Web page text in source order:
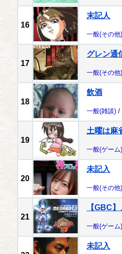
16
末記人
一般(その他)
17
グレン通
一般(その他)
18
飲酒
一般(雑談) /
19
土曜は麻
一般(ゲーム)
20
未記入
一般(その他)
21
【GBC
一般(ゲーム)
未記入